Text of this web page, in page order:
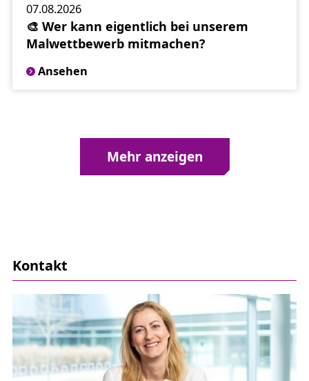
07.08.2026
🎨 Wer kann eigentlich bei unserem
Malwettbewerb mitmachen?
Ansehen
Mehr anzeigen
Kontakt